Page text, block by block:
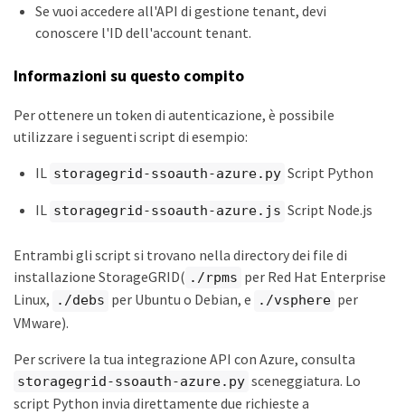
Se vuoi accedere all'API di gestione tenant, devi
conoscere l'ID dell'account tenant.
Informazioni su questo compito
Per ottenere un token di autenticazione, è possibile
utilizzare i seguenti script di esempio:
IL storagegrid-ssoauth-azure.py Script Python
IL storagegrid-ssoauth-azure.js Script Node.js
Entrambi gli script si trovano nella directory dei file di
installazione StorageGRID( ./rpms per Red Hat Enterprise
Linux,
./debs per Ubuntu o Debian, e ./vsphere per
VMware).
Per scrivere la tua integrazione API con Azure, consulta
storagegrid-ssoauth-azure.py sceneggiatura. Lo
script Python invia direttamente due richieste a